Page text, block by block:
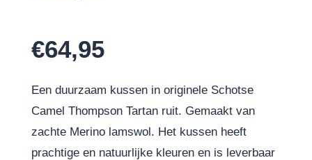
€64,95
Een duurzaam kussen in originele Schotse
Camel Thompson Tartan ruit. Gemaakt van
zachte Merino lamswol. Het kussen heeft
prachtige en natuurlijke kleuren en is leverbaar